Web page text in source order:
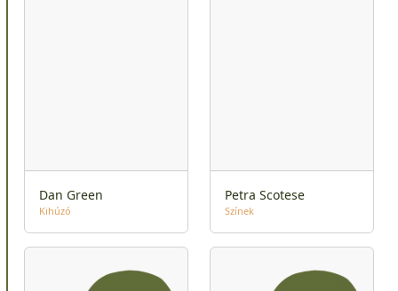
Dan Green
Kihúzó
Petra Scotese
Színek